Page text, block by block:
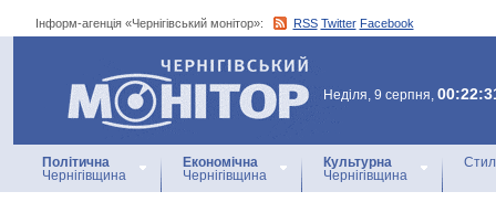
Інформ-агенція «Чернігівський монітор»: RSS Twitter Facebook
Інформ-агенція
«Чернігівський монітор»
Неділя, 9 серпня,
Політична
Чернігівщина
Економічна
Чернігівщина
Культурна
Чернігівщина